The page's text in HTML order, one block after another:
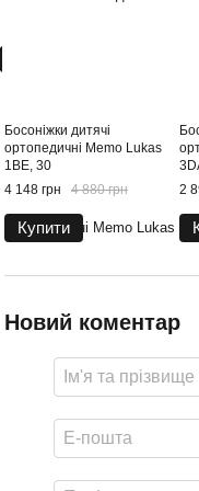
Босоніжки дитячі
ортопедичні Memo Lukas
1BE, 30
4 148 грн
4 880 грн
Купити
2
Новий коментар